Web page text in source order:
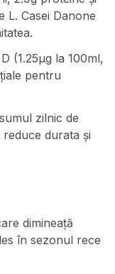
L. Casei Danone
(1.25μg la 100ml,
pentru
zilnic de
durata și
dimineață
în sezonul rece